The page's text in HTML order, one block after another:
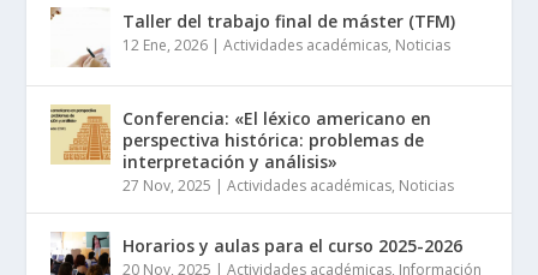
Taller del trabajo final de máster (TFM)
12 Ene, 2026 |Actividades académicas, Noticias
Conferencia: «El léxico americano en
perspectiva histórica: problemas de
interpretación y análisis»
27 Nov, 2025 |Actividades académicas, Noticias
Horarios y aulas para el curso 2025-2026
20 Nov, 2025 |Actividades académicas, Información